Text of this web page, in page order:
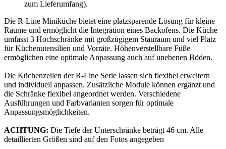
zum Lieferumfang).
Die R-Line Miniküche bietet eine platzsparende Lösung für kleine
Räume und ermöglicht die Integration eines Backofens. Die Küche
umfasst 3 Hochschränke mit großzügigem Stauraum und viel Platz
für Küchenutensilien und Vorräte. Höhenverstellbare Füße
ermöglichen eine optimale Anpassung auch auf unebenen Böden.
Die Küchenzeilen der R-Line Serie lassen sich flexibel erweitern
und individuell anpassen. Zusätzliche Module können ergänzt und
die Schränke flexibel angeordnet werden. Verschiedene
Ausführungen und Farbvarianten sorgen für optimale
Anpassungsmöglichkeiten.
ACHTUNG: Die Tiefe der Unterschränke beträgt 46 cm. Alle
detaillierten Größen sind auf den Fotos angegeben